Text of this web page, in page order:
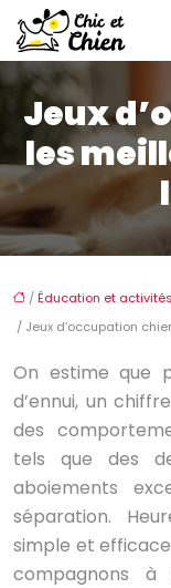
Jeux
les
/Éducation et activités
/ Jeux d’occupation
On estime que
d’ennui, un
des
tels que des
aboiements
séparation.
simple et
compagnons